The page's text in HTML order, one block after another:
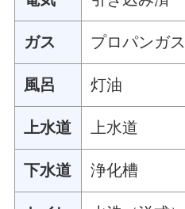
ガス プロパンガス
風呂 灯油
上水道 上水道
下水道 浄化槽